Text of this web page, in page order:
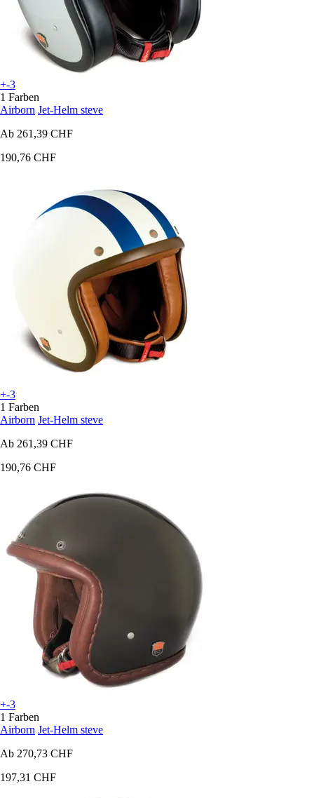
+-3
1 Farben
Airborn Jet-Helm steve
Ab 261,39 CHF
190,76 CHF
+-3
1 Farben
Airborn Jet-Helm steve
Ab 261,39 CHF
190,76 CHF
+-3
1 Farben
Airborn Jet-Helm steve
Ab 270,73 CHF
197,31 CHF